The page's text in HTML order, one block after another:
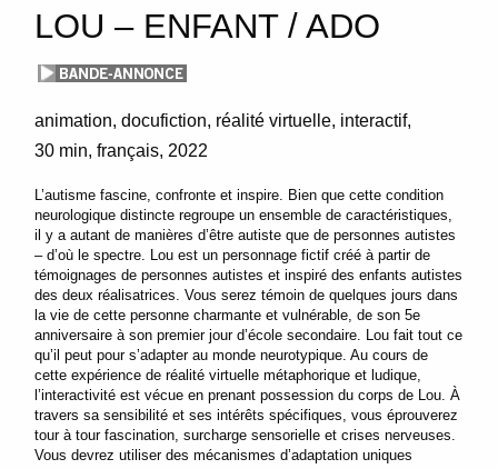
LOU – ENFANT / ADO
animation, docufiction, réalité virtuelle interactif
30 min français 2022
L’autisme fascine, confronte et inspire. Bien que cette condition
neurologique distincte regroupe un ensemble de caractéristiques,
il y a autant de manières d’être autiste que de personnes autistes
– d’où le spectre. Lou est un personnage fictif créé à partir de
témoignages de personnes autistes et inspiré des enfants autistes
des deux réalisatrices. Vous serez témoin de quelques jours dans
la vie de cette personne charmante et vulnérable, de son 5e
anniversaire à son premier jour d’école secondaire. Lou fait tout ce
qu’il peut pour s’adapter au monde neurotypique. Au cours de
cette expérience de réalité virtuelle métaphorique et ludique,
l’interactivité est vécue en prenant possession du corps de Lou. À
travers sa sensibilité et ses intérêts spécifiques, vous éprouverez
tour à tour fascination, surcharge sensorielle et crises nerveuses.
Vous devrez utiliser des mécanismes d’adaptation uniques